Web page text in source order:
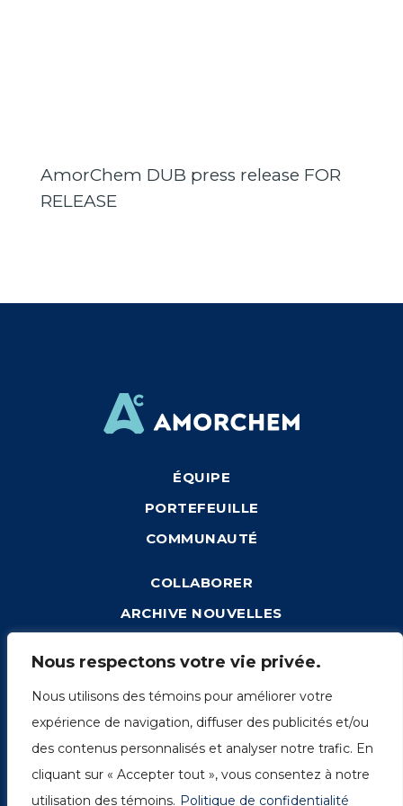
Nous respectons votre vie privée.
Nous utilisons des témoins pour améliorer votre
expérience de navigation, diffuser des publicités et/ou
des contenus personnalisés et analyser notre trafic. En
cliquant sur « Accepter tout », vous consentez à notre
utilisation des témoins. Politique de confidentialité
AmorChem DUB press release FOR
RELEASE
ÉQUIPE
PORTEFEUILLE
COMMUNAUTÉ
COLLABORER
ARCHIVE NOUVELLES
Montréal (Québec) H3H 2A1
info@amorchem.com